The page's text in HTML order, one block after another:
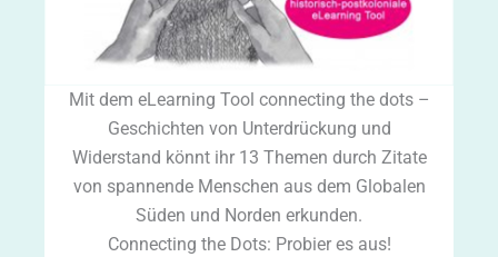
Mit dem eLearning Tool connecting the dots –
Geschichten von Unterdrückung und
Widerstand könnt ihr 13 Themen durch Zitate
von spannende Menschen aus dem Globalen
Süden und Norden erkunden.
Connecting the Dots: Probier es aus!